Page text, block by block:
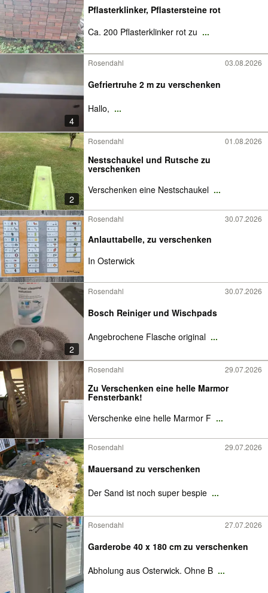
Pflasterklinker, Pflastersteine rot
Ca. 200 Pflasterklinker rot zu ...
4
Rosendahl 03.08.2026
Gefriertruhe 2 m zu verschenken
Hallo, ...
2
Rosendahl 01.08.2026
Nestschaukel und Rutsche zu
verschenken
Verschenken eine Nestschaukel ...
Rosendahl 30.07.2026
Anlauttabelle, zu verschenken
In Osterwick
2
Rosendahl 30.07.2026
Bosch Reiniger und Wischpads
Angebrochene Flasche original ...
Rosendahl 29.07.2026
Zu Verschenken eine helle Marmor
Fensterbank!
Verschenke eine helle Marmor F ...
Rosendahl 29.07.2026
Mauersand zu verschenken
Der Sand ist noch super bespie ...
Rosendahl 27.07.2026
Garderobe 40 x 180 cm zu verschenken
Abholung aus Osterwick. Ohne B ...